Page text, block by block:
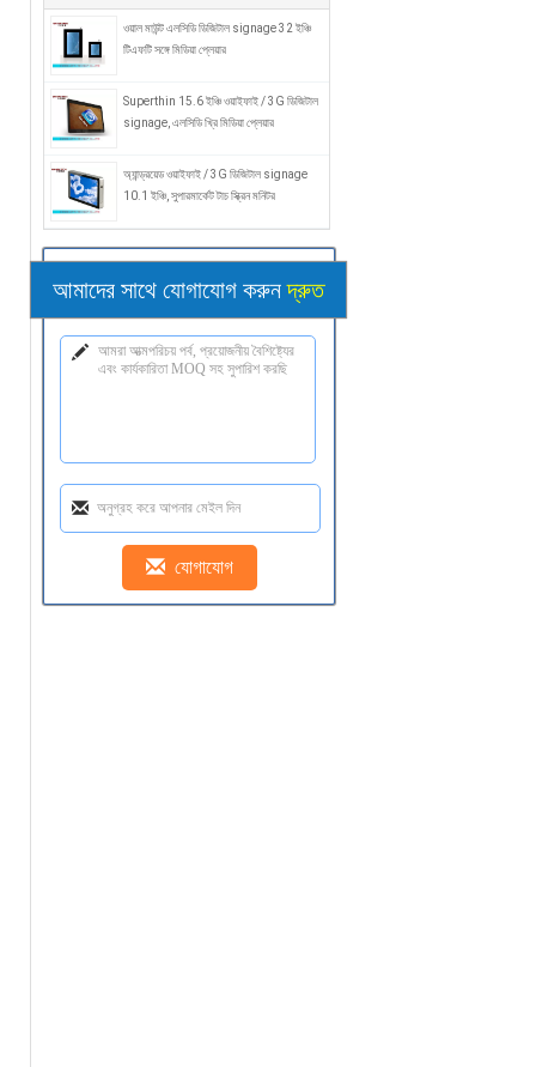
ওয়াল মাউন্ট এলসিডি ডিজিটাল signage 32 ইঞ্চি
টিএফটি সঙ্গে মিডিয়া প্লেয়ার
Superthin 15.6 ইঞ্চি ওয়াইফাই / 3G ডিজিটাল
signage, এলসিডি খ্রি মিডিয়া প্লেয়ার
অ্যান্ড্রয়েড ওয়াইফাই / 3G ডিজিটাল signage
10.1 ইঞ্চি, সুপারমার্কেট টাচ স্ক্রিন মনিটর
আমাদের সাথে যোগাযোগ করুনদ্রুত